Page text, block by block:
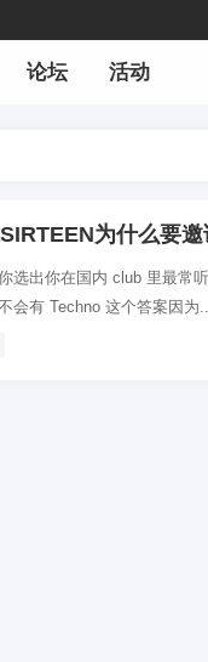
论坛 活动
为什么要
选出你在国内 club 里最常
会有 Techno 这个答案因为